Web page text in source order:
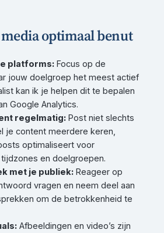
optimaal benut
platforms:Focus op de
jouw doelgroep het meest actief
kan ik je helpen dit te bepalen
Google Analytics.
regelmatig:Post niet slechts
je content meerdere keren,
optimaliseert voor
en doelgroepen.
met je publiek:Reageer op
vragen en neem deel aan
om de betrokkenheid te
Afbeeldingen en video’s zijn